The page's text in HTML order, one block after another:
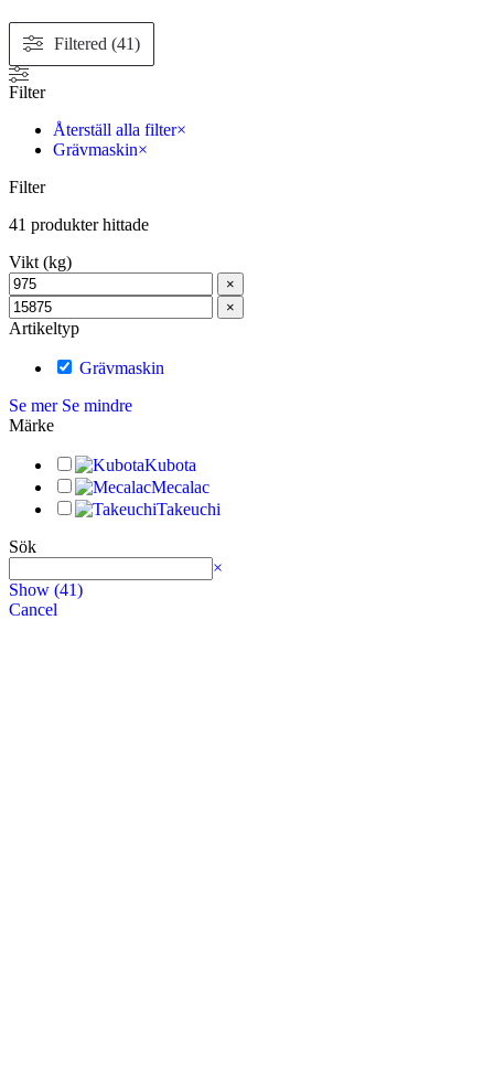
Filtered (41)
Filter
Återställ alla filter×
Grävmaskin×
Filter
41 produkter hittade
Vikt (kg)
×
×
Artikeltyp
Grävmaskin
Se mer Se mindre
Märke
Kubota
Mecalac
Takeuchi
Sök
×
Show (41)
Cancel